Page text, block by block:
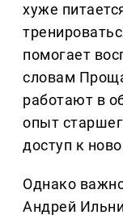
хуже
помогает
словам
работают в
опыт
доступ к
Однако
Андрей